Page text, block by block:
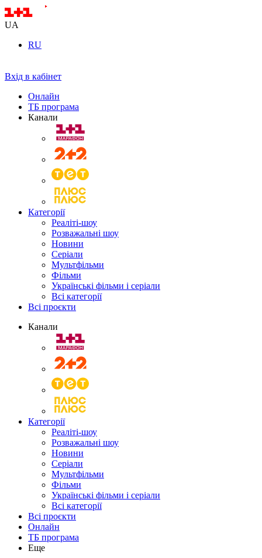
UA
RU
Вхід в кабінет
Онлайн
ТБ програма
Канали
Категорії
Реаліті-шоу
Розважальні шоу
Новини
Серіали
Мультфільми
Фільми
Українські фільми і серіали
Всі категорії
Всі проєкти
Канали
Категорії
Реаліті-шоу
Розважальні шоу
Новини
Серіали
Мультфільми
Фільми
Українські фільми і серіали
Всі категорії
Всі проєкти
Онлайн
ТБ програма
Еще